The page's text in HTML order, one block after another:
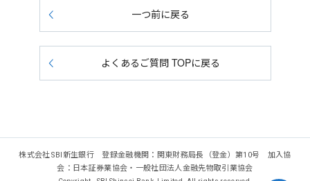
一つ前に戻る
よくあるご質問 TOPに戻る
株式会社SBI新生銀行 登録金融機関：関東財務局長（登金）第10号 加入協
会：日本証券業協会・一般社団法人金融先物取引業協会